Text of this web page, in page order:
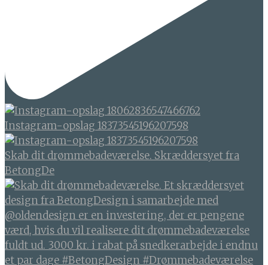
Instagram-opslag 18373545196207598
Skab dit drømmebadeværelse. Skræddersyet fra
BetongDe